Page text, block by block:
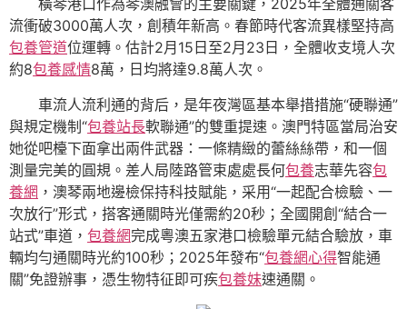
橫琴港口作為琴澳融會的主要關鍵，2025年全體通關客
流衝破3000萬人次，創積年新高。春節時代客流異樣堅持高
包養管道位運轉。估計2月15日至2月23日，全體收支境人次
約8包養感情8萬，日均將達9.8萬人次。
車流人流利通的背后，是年夜灣區基本舉措措施“硬聯通”
與規定機制“包養站長軟聯通”的雙重提速。澳門特區當局治安
她從吧檯下面拿出兩件武器：一條精緻的蕾絲絲帶，和一個
測量完美的圓規。差人局陸路管束處處長何包養志華先容包
養網 ，澳琴兩地邊檢保持科技賦能，采用“一起配合檢驗、一
次放行”形式，搭客通關時光僅需約20秒；全國開創“結合一
站式”車道， 包養網完成粵澳五家港口檢驗單元結合驗放，車
輛均勻通關時光約100秒；2025年發布“包養網心得智能通
關”免證辦事，憑生物特征即可疾包養妹速通關。